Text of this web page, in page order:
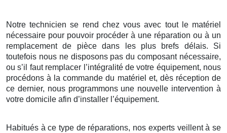
Notre technicien se rend chez vous avec tout le matériel
nécessaire pour pouvoir procéder à une réparation ou à un
remplacement de pièce dans les plus brefs délais. Si
toutefois nous ne disposons pas du composant nécessaire,
ou s’il faut remplacer l’intégralité de votre équipement, nous
procédons à la commande du matériel et, dès réception de
ce dernier, nous programmons une nouvelle intervention à
votre domicile afin d’installer l’équipement.
Habitués à ce type de réparations, nos experts veillent à se